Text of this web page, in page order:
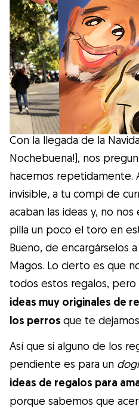
Salud
Accesorios
Educación Canina
Más contenido
Razas
Buscar cuidadores
¿Qué es Gudog?
Gudog es la forma
reservar con el
perfecto. ¡Miles de
disponibles para
fuera un miembro
las reservas incluyen
y cancelación gratuíta
Con la llegada de la
Nochebuena!), nos
hacemos repetidamente.
invisible, a tu compi de
acaban las ideas y, no
pilla un poco el toro en
Bueno, de encargárselos
Magos. Lo cierto es que
todos estos regalos,
ideas muy originales de
los perros que te
Así que si alguno de los
pendiente es para un
ideas de regalos para
porque sabemos que